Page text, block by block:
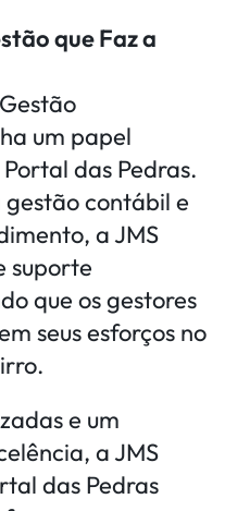
que Faz a
um papel
das Pedras.
gestão contábil e
a JMS
suporte
que os gestores
seus esforços no
e um
a JMS
das Pedras